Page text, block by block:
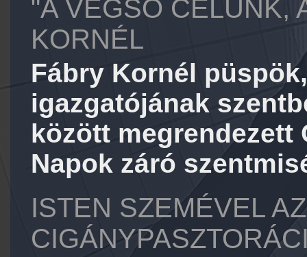
"A VÉGSŐ CÉLUNK,
KORNÉL
Fábry Kornél
igazgatójának
között megrendezett
Napok záró
ISTEN SZEMÉVEL